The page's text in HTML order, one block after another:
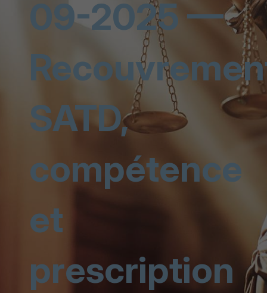
09-2025 —
SATD,
compétence
et
prescription